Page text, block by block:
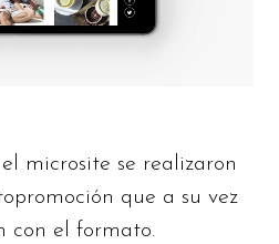
microsite se realizaron
que a su vez
con el formato.